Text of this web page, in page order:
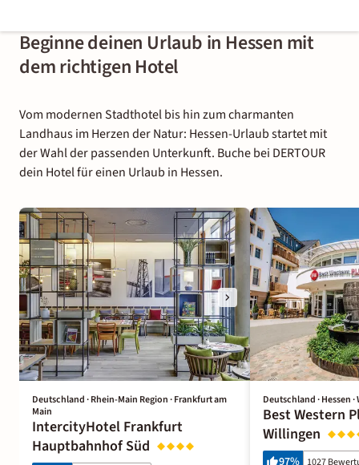
Beginne deinen Urlaub in Hessen mit
dem richtigen Hotel
Vom modernen Stadthotel bis hin zum charmanten
Landhaus im Herzen der Natur: Hessen-Urlaub startet mit
der Wahl der passenden Unterkunft. Buche bei DERTOUR
dein Hotel für einen Urlaub in Hessen.
Deutschland · Rhein-Main Region · Frankfurt am
Main
IntercityHotel Frankfurt
Hauptbahnhof Süd
Deutschland · Hessen
Best Western
Willingen
97% 1027